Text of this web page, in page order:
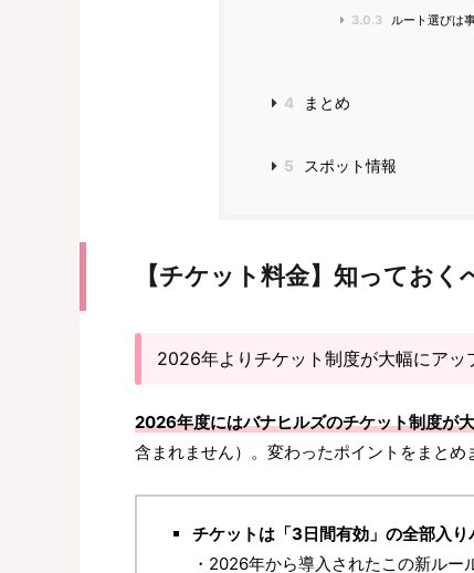
3.0.3 ルート選びは
4 まとめ
5 スポット情報
【チケット料金】知ってお
2026年よりチケット制度が大幅にアッ
2026年度にはバナヒルズのチケット制度が
含まれません）。変わったポイントをまとめ
チケットは「3日間有効」の全部入り
・2026年から導入されたこの新ル